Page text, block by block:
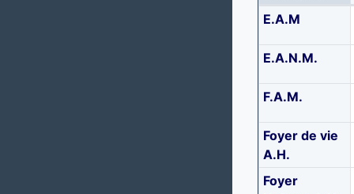
E.A.M
E.A.N.M.
F.A.M.
Foyer de vie
A.H.
Foyer